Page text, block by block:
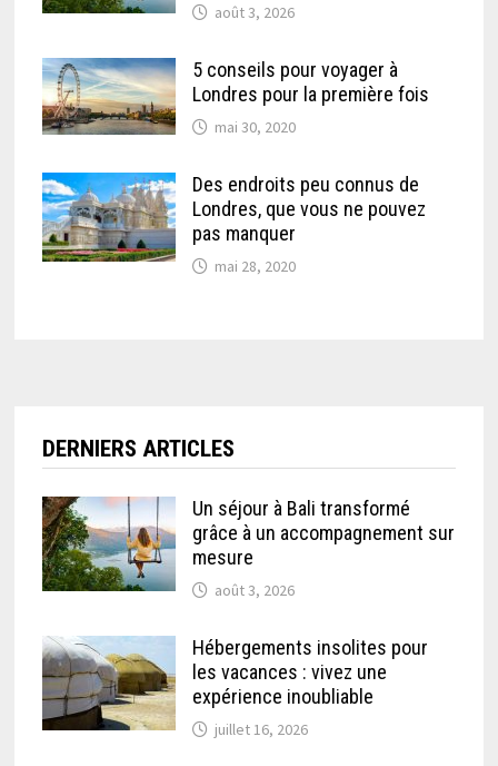
août 3, 2026
5 conseils pour voyager à
Londres pour la première fois
mai 30, 2020
Des endroits peu connus de
Londres, que vous ne pouvez
pas manquer
mai 28, 2020
DERNIERS ARTICLES
Un séjour à Bali transformé
grâce à un accompagnement sur
mesure
août 3, 2026
Hébergements insolites pour
les vacances : vivez une
expérience inoubliable
juillet 16, 2026